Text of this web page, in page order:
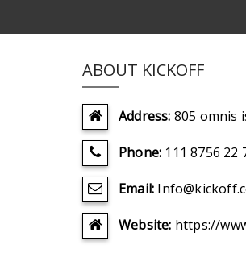
ABOUT KICKOFF
Address: 805 omnis
Phone: 111 8756 22
Email:
Website: https://